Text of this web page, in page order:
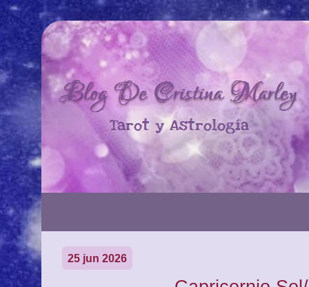
25 jun 2026